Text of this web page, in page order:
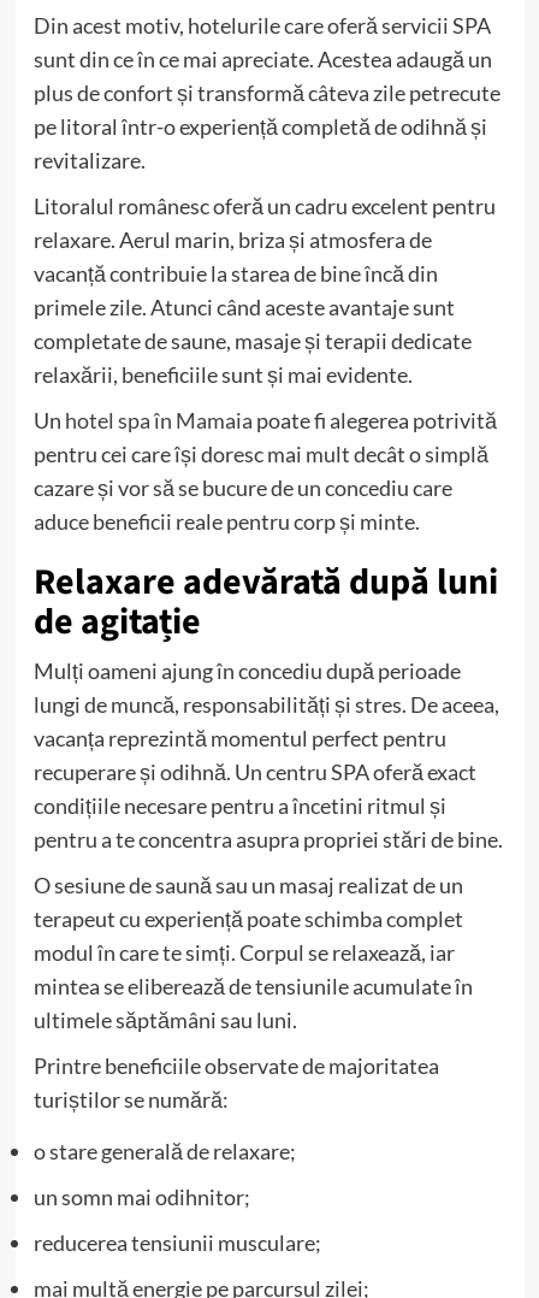
Din acest motiv, hotelurile care oferă servicii SPA
sunt din ce în ce mai apreciate. Acestea adaugă un
plus de confort și transformă câteva zile petrecute
pe litoral într-o experiență completă de odihnă și
revitalizare.
Litoralul românesc oferă un cadru excelent pentru
relaxare. Aerul marin, briza și atmosfera de
vacanță contribuie la starea de bine încă din
primele zile. Atunci când aceste avantaje sunt
completate de saune, masaje și terapii dedicate
relaxării, beneficiile sunt și mai evidente.
Un hotel spa în Mamaia poate fi alegerea potrivită
pentru cei care își doresc mai mult decât o simplă
cazare și vor să se bucure de un concediu care
aduce beneficii reale pentru corp și minte.
Relaxare adevărată după luni
de agitație
Mulți oameni ajung în concediu după perioade
lungi de muncă, responsabilități și stres. De aceea,
vacanța reprezintă momentul perfect pentru
recuperare și odihnă. Un centru SPA oferă exact
condițiile necesare pentru a încetini ritmul și
pentru a te concentra asupra propriei stări de bine.
O sesiune de saună sau un masaj realizat de un
terapeut cu experiență poate schimba complet
modul în care te simți. Corpul se relaxează, iar
mintea se eliberează de tensiunile acumulate în
ultimele săptămâni sau luni.
Printre beneficiile observate de majoritatea
turiștilor se numără:
o stare generală de relaxare;
un somn mai odihnitor;
reducerea tensiunii musculare;
mai multă energie pe parcursul zilei;